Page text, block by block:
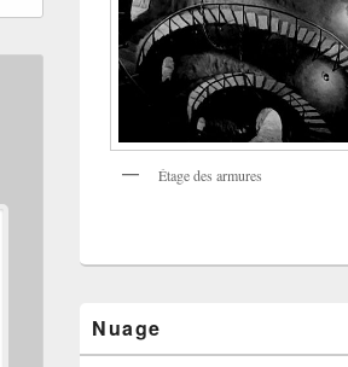
Étage des armures
Nuage